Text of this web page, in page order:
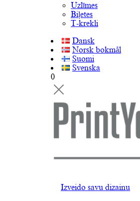
Uzlīmes
Biļetes
T-krekli
Dansk
Norsk bokmål
Suomi
Svenska
0
Izveido savu dizainu